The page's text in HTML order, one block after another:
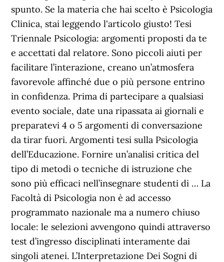
spunto. Se la materia che hai scelto è Psicologia
Clinica, stai leggendo l'articolo giusto! Tesi
Triennale Psicologia: argomenti proposti da te
e accettati dal relatore. Sono piccoli aiuti per
facilitare l’interazione, creano un’atmosfera
favorevole affinché due o più persone entrino
in confidenza. Prima di partecipare a qualsiasi
evento sociale, date una ripassata ai giornali e
preparatevi 4 o 5 argomenti di conversazione
da tirar fuori. Argomenti tesi sulla Psicologia
dell’Educazione. Fornire un’analisi critica del
tipo di metodi o tecniche di istruzione che
sono più efficaci nell’insegnare studenti di … La
Facoltà di Psicologia non è ad accesso
programmato nazionale ma a numero chiuso
locale: le selezioni avvengono quindi attraverso
test d’ingresso disciplinati interamente dai
singoli atenei. L’Interpretazione Dei Sogni di